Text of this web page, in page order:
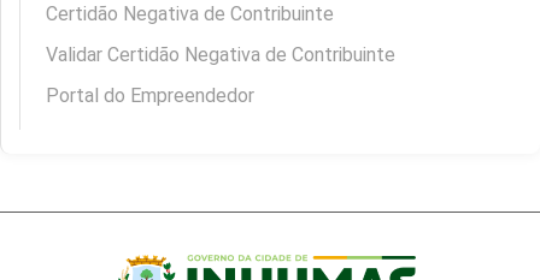
Certidão Negativa de Contribuinte
Validar Certidão Negativa de Contribuinte
Portal do Empreendedor